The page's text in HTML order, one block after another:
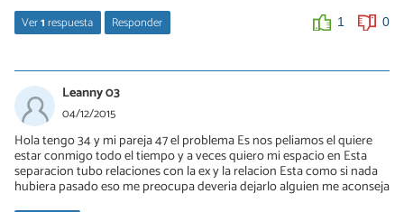
Ver1respuesta Responder 1 0
10/01/2016
Si hace te feliz ve x él. Yo tengo 26 años y mis relaciones fueron
siempre con hombres más grandes, nunca me atrajeron los
hombres jóvenes debido a su inmadurez. Y con respecto a tus
padres no tienen xq enojarse si es una persona honrada, con las
cosas claras al principio van a prejuzgar como todo. Pero se van
acustumbrar, lo q te recomiendo q primero conozcas bien a la
Leanny 03
04/12/2015
Hola tengo 34 y mi pareja 47 el problema Es nos peliamos el quiere
estar conmigo todo el tiempo y a veces quiero mi espacio en Esta
separacion tubo relaciones con la ex y la relacion Esta como si nada
hubiera pasado eso me preocupa deveria dejarlo alguien me aconseja